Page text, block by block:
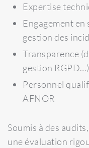
Expertise
Engagement
gestion des
Transparence
gestion RGPD…)
Personnel
AFNOR
Soumis à des
une évaluation